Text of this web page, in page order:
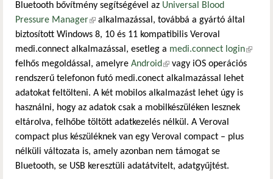
Bluetooth bővítmény segítségével az Universal Blood
Pressure Manager(külső hivatkozás)
alkalmazással, továbbá a gyártó által
biztosított Windows 8, 10 és 11 kompatibilis Veroval
medi.connect alkalmazással, esetleg a medi.connect login(külső
felhős megoldással, amelyre Android(külső hivatkozás)
vagy iOS operációs
rendszerű telefonon futó medi.conect alkalmazással lehet
adatokat feltölteni. A két mobilos alkalmazást lehet úgy is
használni, hogy az adatok csak a mobilkészüléken lesznek
eltárolva, felhőbe töltött adatkezelés nélkül. A Veroval
compact plus készüléknek van egy Veroval compact – plus
nélküli változata is, amely azonban nem támogat se
Bluetooth, se USB keresztüli adatátvitelt, adatgyűjtést.